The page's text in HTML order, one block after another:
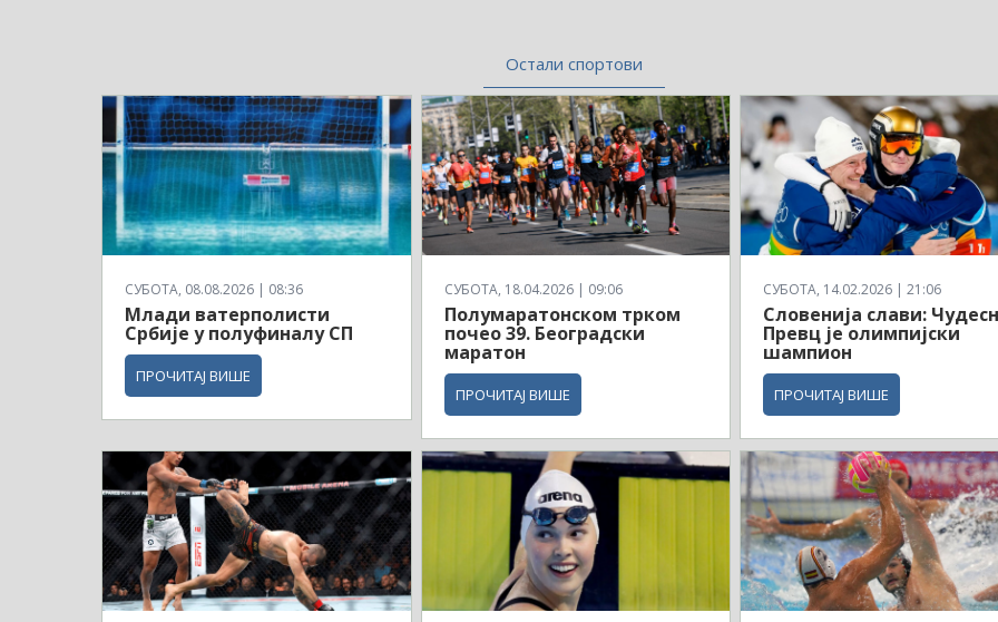
Остали спортови
СУБОТА, 08.08.2026 | 08:36
Млади ватерполисти
Србије у полуфиналу СП
ПРОЧИТАЈ ВИШЕ
СУБОТА, 18.04.2026 | 09:06
Полумаратонском трком
почео 39. Београдски
маратон
ПРОЧИТАЈ ВИШЕ
СУБОТА, 14.02.2026 | 21:06
Словенија слави:
Превц је олимпијски
шампион
ПРОЧИТАЈ ВИШЕ